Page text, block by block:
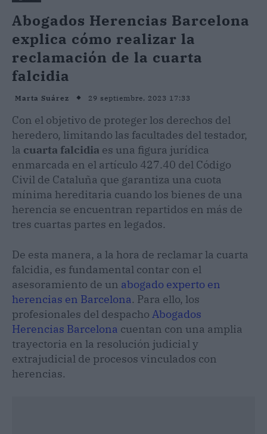
Abogados Herencias Barcelona
explica cómo realizar la
reclamación de la cuarta
falcidia
Marta Suárez 29 septiembre, 2023 17:33
Con el objetivo de proteger los derechos del
heredero, limitando las facultades del testador,
la cuarta falcidia es una figura jurídica
enmarcada en el artículo 427.40 del Código
Civil de Cataluña que garantiza una cuota
mínima hereditaria cuando los bienes de una
herencia se encuentran repartidos en más de
tres cuartas partes en legados.
De esta manera, a la hora de reclamar la cuarta
falcidia, es fundamental contar con el
asesoramiento de un abogado experto en
herencias en Barcelona. Para ello, los
profesionales del despacho Abogados
Herencias Barcelona cuentan con una amplia
trayectoria en la resolución judicial y
extrajudicial de procesos vinculados con
herencias.